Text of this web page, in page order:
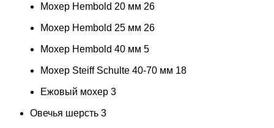
Мохер Hembold 20 мм 26
Мохер Hembold 25 мм 26
Мохер Hembold 40 мм 5
Мохер Steiff Schulte 40-70 мм 18
Ежовый мохер 3
Овечья шерсть 3